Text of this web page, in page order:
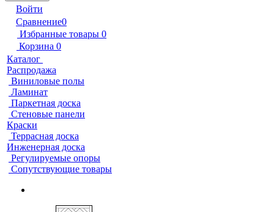
Войти
Сравнение0
Избранные товары 0
Корзина 0
Каталог
Распродажа
Виниловые полы
Ламинат
Паркетная доска
Стеновые панели
Краски
Террасная доска
Инженерная доска
Регулируемые опоры
Сопутствующие товары